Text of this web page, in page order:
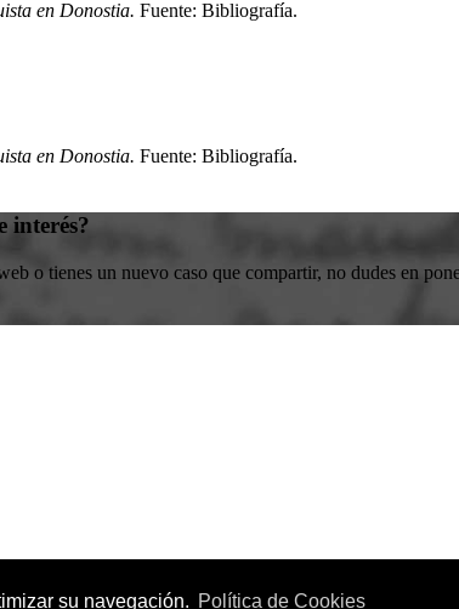
su navegación. Política de Cookies
en Donostia. Fuente: Bibliografía.
en Donostia. Fuente: Bibliografía.
interés?
o tienes un nuevo caso que compartir, no dudes en